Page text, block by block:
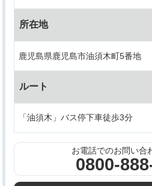
所在地
鹿児島県鹿児島市油須木町5番地
ルート
「油須木」バス停下車徒歩3分
お電話でのお問い合
0800-